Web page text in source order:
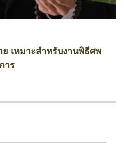
เหมาะสำหรับงานพิธีศพ
าร